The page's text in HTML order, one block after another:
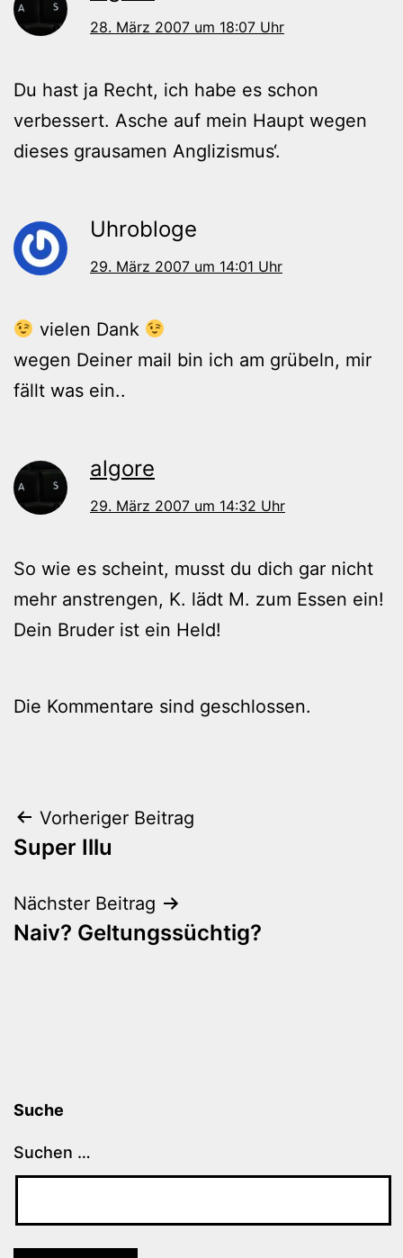
28. März 2007 um 18:07 Uhr
Du hast ja Recht, ich habe es schon
verbessert. Asche auf mein Haupt wegen
dieses grausamen Anglizismus‘.
Uhrobloge
29. März 2007 um 14:01 Uhr
vielen Dank
wegen Deiner mail bin ich am grübeln, mir
fällt was ein..
algore
29. März 2007 um 14:32 Uhr
So wie es scheint, musst du dich gar nicht
mehr anstrengen, K. lädt M. zum Essen ein!
Dein Bruder ist ein Held!
Die Kommentare sind geschlossen.
Beitragsnavigation
Vorheriger Beitrag
Super Illu
Nächster Beitrag
Naiv? Geltungssüchtig?
Suche
Suchen …